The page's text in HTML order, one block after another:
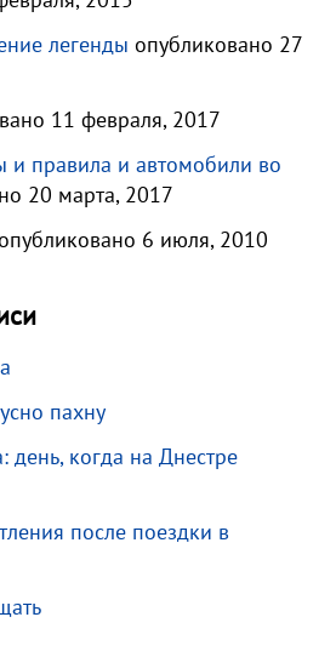
легенды опубликовано 27
11 февраля, 2017
и правила и автомобили во
20 марта, 2017
6 июля, 2010
пахну
день, когда на Днестре
после поездки в